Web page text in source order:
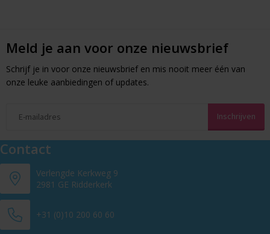
Meld je aan voor onze nieuwsbrief
Schrijf je in voor onze nieuwsbrief en mis nooit meer één van
onze leuke aanbiedingen of updates.
Contact
Verlengde Kerkweg 9
2981 GE Ridderkerk
+31 (0)10 200 60 60